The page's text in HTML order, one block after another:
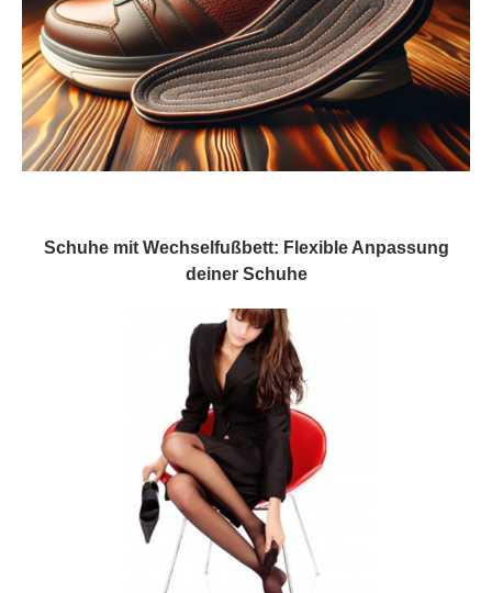
Schuhe mit Wechselfußbett: Flexible Anpassung
deiner Schuhe